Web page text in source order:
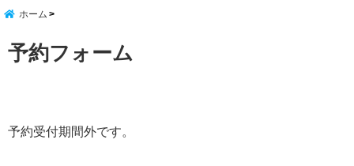
ホーム
予約フォーム
予約受付期間外です。